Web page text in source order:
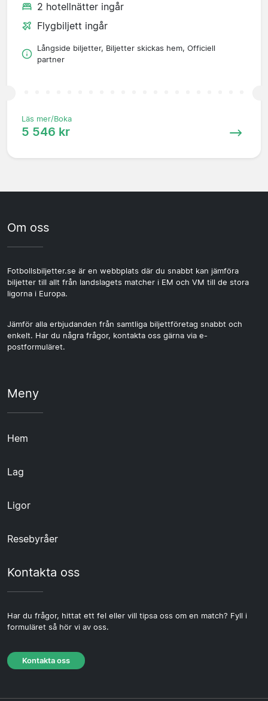
2 hotellnätter ingår
Flygbiljett ingår
Långside biljetter, Biljetter skickas hem, Officiell
partner
Läs mer/Boka
5 546 kr
Om oss
Fotbollsbiljetter.se är en webbplats där du snabbt kan jämföra
biljetter till allt från landslagets matcher i EM och VM till de stora
ligorna i Europa.
Jämför alla erbjudanden från samtliga biljettföretag snabbt och
enkelt. Har du några frågor, kontakta oss gärna via e-
postformuläret.
Meny
Hem
Lag
Ligor
Resebyråer
Kontakta oss
Har du frågor, hittat ett fel eller vill tipsa oss om en match? Fyll i
formuläret så hör vi av oss.
Kontakta oss